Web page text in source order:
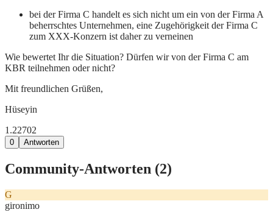
bei der Firma C handelt es sich nicht um ein von der Firma A
beherrschtes Unternehmen, eine Zugehörigkeit der Firma C
zum XXX-Konzern ist daher zu verneinen
Wie bewertet Ihr die Situation? Dürfen wir von der Firma C am
KBR teilnehmen oder nicht?
Mit freundlichen Grüßen,
Hüseyin
1.22702
0 Antworten
Community-Antworten (2)
G
gironimo